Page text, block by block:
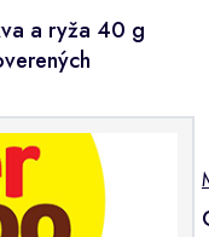
a ryža 40 g